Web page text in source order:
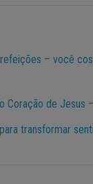
– você
Coração de Jesus
transformar